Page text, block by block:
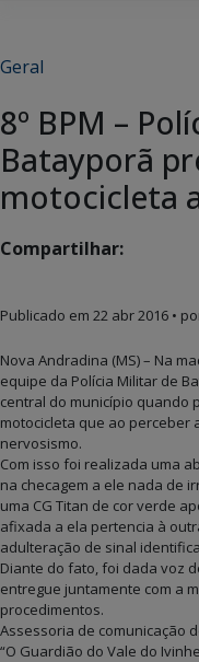
Geral
8º BPM –
Batayporã
motocicleta
Compartilhar:
Publicado em 22 abr 2016 •
Nova Andradina (MS) – Na
equipe da Polícia Militar de
central do município quando
motocicleta que ao perceber
nervosismo.
Com isso foi realizada uma
na checagem a ele nada de
uma CG Titan de cor verde
afixada a ela pertencia à
adulteração de sinal
Diante do fato, foi dada voz
entregue juntamente com a
procedimentos.
Assessoria de comunicação
“O Guardião do Vale do